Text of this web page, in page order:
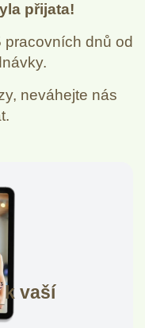
přijata!
dnů od
neváhejte nás
k vaší